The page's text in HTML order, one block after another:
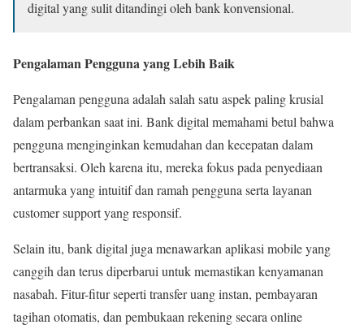
digital yang sulit ditandingi oleh bank konvensional.
Pengalaman Pengguna yang Lebih Baik
Pengalaman pengguna adalah salah satu aspek paling krusial
dalam perbankan saat ini. Bank digital memahami betul bahwa
pengguna menginginkan kemudahan dan kecepatan dalam
bertransaksi. Oleh karena itu, mereka fokus pada penyediaan
antarmuka yang intuitif dan ramah pengguna serta layanan
customer support yang responsif.
Selain itu, bank digital juga menawarkan aplikasi mobile yang
canggih dan terus diperbarui untuk memastikan kenyamanan
nasabah. Fitur-fitur seperti transfer uang instan, pembayaran
tagihan otomatis, dan pembukaan rekening secara online